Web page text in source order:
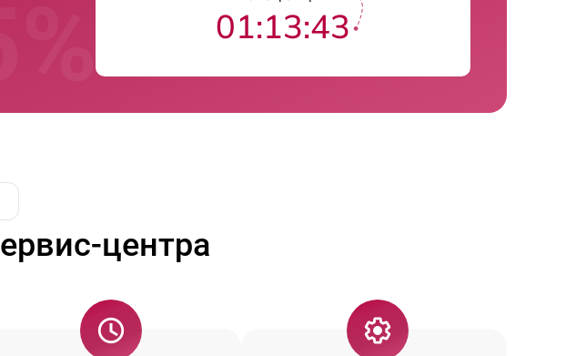
01:13:43
центра